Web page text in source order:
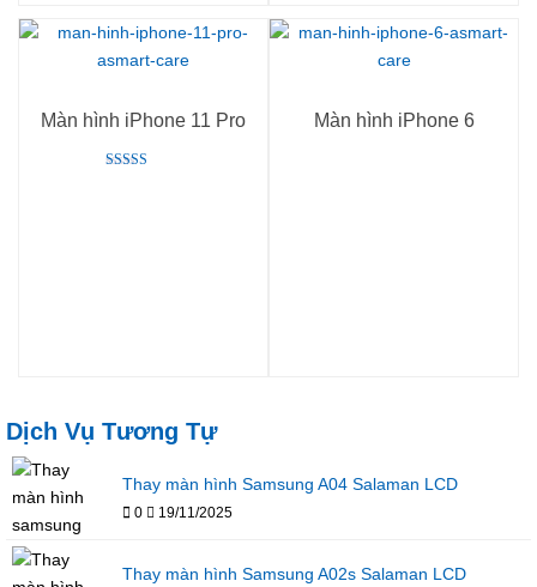
Màn hình iPhone 11 Pro Màn hình iPhone 6
Dịch Vụ Tương Tự
Thay màn hình Samsung A04 Salaman LCD
0 19/11/2025
Thay màn hình Samsung A02s Salaman LCD